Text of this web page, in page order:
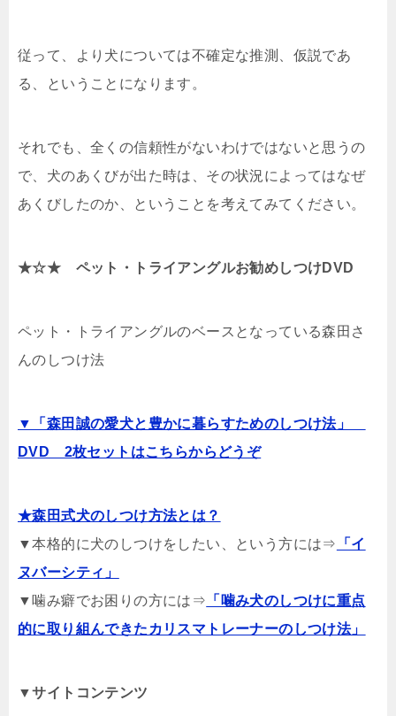
従って、より犬については不確定な推測、仮説であ
る、ということになります。
それでも、全くの信頼性がないわけではないと思うの
で、犬のあくびが出た時は、その状況によってはなぜ
あくびしたのか、ということを考えてみてください。
★☆★ ペット・トライアングルお勧めしつけDVD
ペット・トライアングルのベースとなっている森田さ
んのしつけ法
▼「森田誠の愛犬と豊かに暮らすためのしつけ法」
DVD 2枚セットはこちらからどうぞ
★森田式犬のしつけ方法とは？
▼本格的に犬のしつけをしたい、という方には⇒
「イ
ヌバーシティ」
▼噛み癖でお困りの方には⇒ 「噛み犬のしつけに重点
的に取り組んできたカリスマトレーナーのしつけ法」
▼サイトコンテンツ